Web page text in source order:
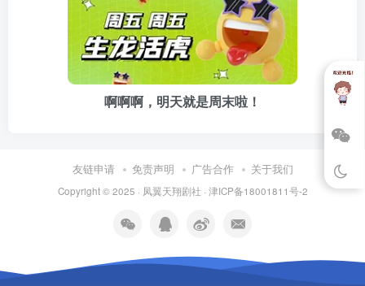
“对，可以让人梦想成真。”托世梦仙确切的肯定道，然后看
看了屋子四周，又道：“我跟着追梦星一路追来，恰恰到你这
屋子里的时候就不见了。看来追梦星已经给了你梦想成真的
愿望，然后又回到宇宙中去了。”
想，觉得就象自己以前对别人编造故事一样，毫无依据理
由，终究还是觉得太过离谱。于是不相信的摇了摇头，随意
托世梦仙点了点头，声音中略带笑意：“你的梦想就是这
啊啊啊，明天就是周末啦！
友链申请 免责声明 广告合作 关于我们
Copyright © 2025 · 凤翼天翔剧社 · 津ICP备18001811号-2